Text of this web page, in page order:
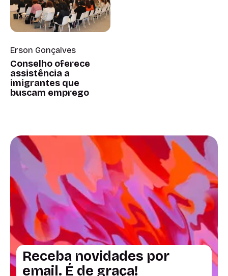
Erson Gonçalves
Conselho oferece
assistência a
imigrantes que
buscam emprego
Receba novidades por
email. É de graça!